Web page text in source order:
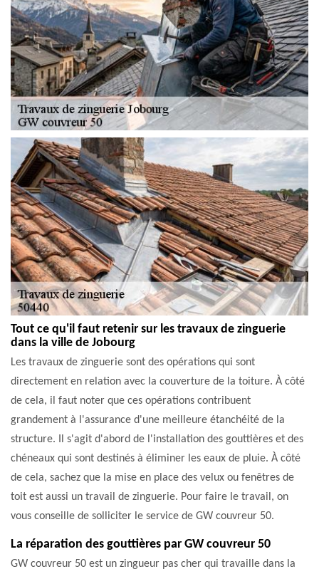
Tout ce qu'il faut retenir sur les travaux de zinguerie
dans la ville de Jobourg
Les travaux de zinguerie sont des opérations qui sont
directement en relation avec la couverture de la toiture. À côté
de cela, il faut noter que ces opérations contribuent
grandement à l'assurance d'une meilleure étanchéité de la
structure. Il s'agit d'abord de l'installation des gouttières et des
chéneaux qui sont destinés à éliminer les eaux de pluie. À côté
de cela, sachez que la mise en place des velux ou fenêtres de
toit est aussi un travail de zinguerie. Pour faire le travail, on
vous conseille de solliciter le service de GW couvreur 50.
La réparation des gouttières par GW couvreur 50
GW couvreur 50 est un zingueur pas cher qui travaille dans la